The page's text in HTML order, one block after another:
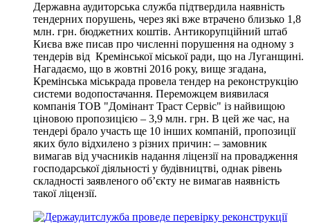
Державна аудиторська служба підтвердила наявність
тендерних порушень, через які вже втрачено близько 1,8
млн. грн. бюджетних коштів. Антикорупційний штаб
Києва вже писав про численні порушення на одному з
тендерів від Кремінської міської ради, що на Луганщині.
Нагадаємо, що в жовтні 2016 року, вище згадана,
Кремінська міськрада провела тендер на реконструкцію
системи водопостачання. Переможцем виявилася
компанія ТОВ "Домінант Траст Сервіс" із найвищою
ціновою пропозицією – 3,9 млн. грн. В цей же час, на
тендері брало участь ще 10 інших компаній, пропозиції
яких було відхилено з різних причин: – замовник
вимагав від учасників надання ліцензії на провадження
господарської діяльності у будівництві, однак рівень
складності заявленого об’єкту не вимагав наявність
такої ліцензії.